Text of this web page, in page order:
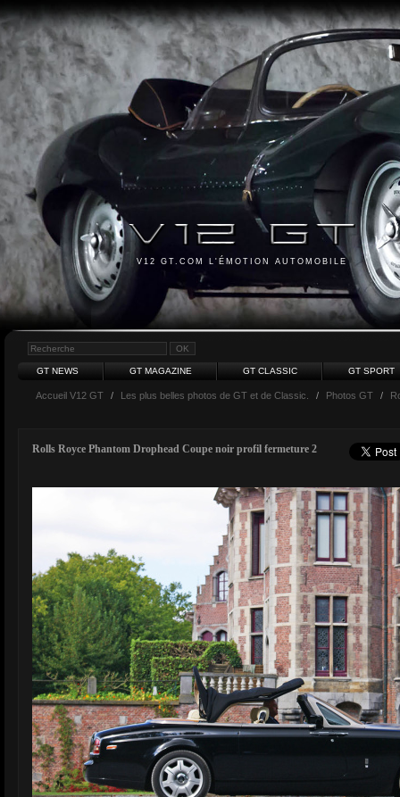
V12 GT.COM L'ÉMOTION AUTOMOBILE
GT NEWS GT MAGAZINE GT CLASSIC GT SPORT
Accueil V12 GT / Les plus belles photos de GT et de Classic. / Photos GT /
Rolls Royce Phantom Drophead Coupe noir profil fermeture 2